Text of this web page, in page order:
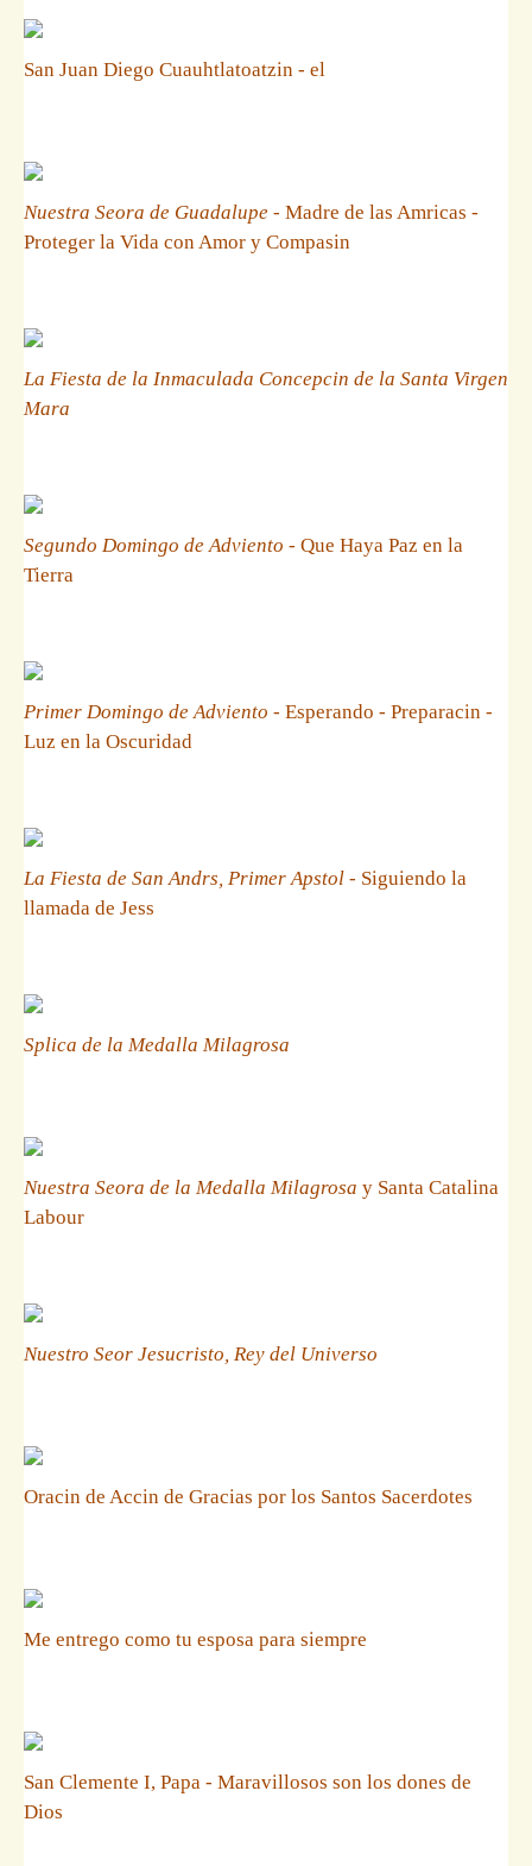
San Juan Diego Cuauhtlatoatzin - el
Nuestra Seora de Guadalupe - Madre de las Amricas -
Proteger la Vida con Amor y Compasin
La Fiesta de la Inmaculada Concepcin de la Santa Virgen
Mara
Segundo Domingo de Adviento - Que Haya Paz en la
Tierra
Primer Domingo de Adviento - Esperando - Preparacin -
Luz en la Oscuridad
La Fiesta de San Andrs, Primer Apstol - Siguiendo la
llamada de Jess
Splica de la Medalla Milagrosa
Nuestra Seora de la Medalla Milagrosa y Santa Catalina
Labour
Nuestro Seor Jesucristo, Rey del Universo
Oracin de Accin de Gracias por los Santos Sacerdotes
Me entrego como tu esposa para siempre
San Clemente I, Papa - Maravillosos son los dones de
Dios